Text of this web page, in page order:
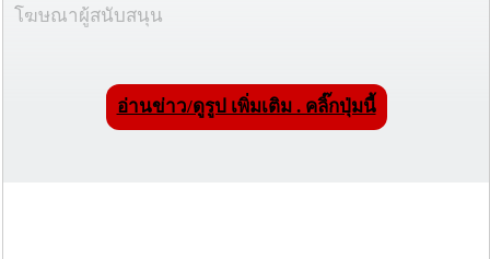
โฆษณาผู้สนับสนุน
อ่านข่าว/ดูรูป เพิ่มเติม . คลิ๊กปุ่มนี้